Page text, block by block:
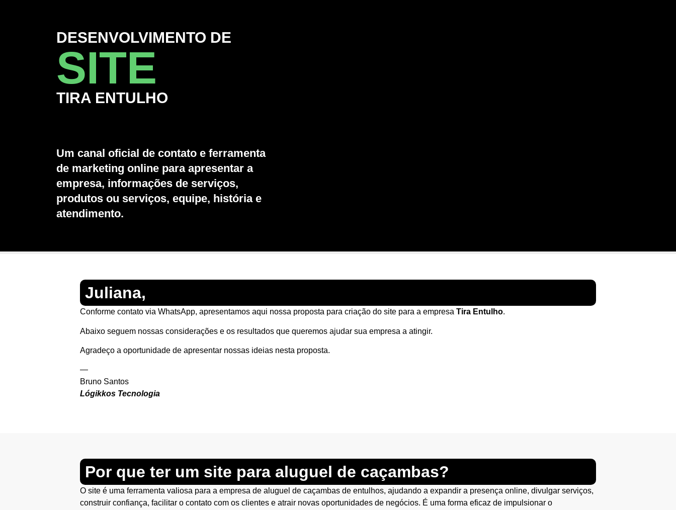
DESENVOLVIMENTO DE
SITE
TIRA ENTULHO
Um canal oficial de contato e ferramenta
de marketing online para apresentar a
empresa, informações de serviços,
produtos ou serviços, equipe, história e
atendimento.
Juliana,
Conforme contato via WhatsApp, apresentamos aqui nossa proposta para criação do site para a empresa Tira Entulho.
Abaixo seguem nossas considerações e os resultados que queremos ajudar sua empresa a atingir.
Agradeço a oportunidade de apresentar nossas ideias nesta proposta.
—
Bruno Santos
Lógikkos Tecnologia
Por que ter um site para aluguel de caçambas?
O site é uma ferramenta valiosa para a empresa de aluguel de caçambas de entulhos, ajudando a expandir a presença online, divulgar serviços,
construir confiança, facilitar o contato com os clientes e atrair novas oportunidades de negócios. É uma forma eficaz de impulsionar o